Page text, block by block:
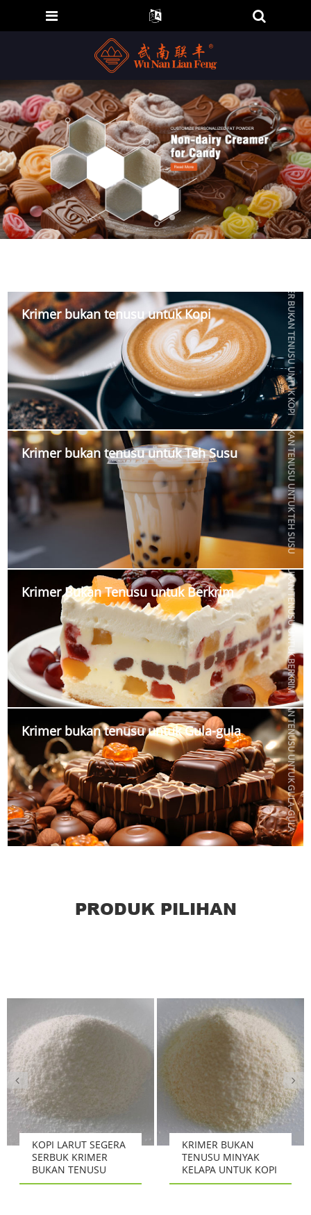
Krimer bukan tenusu untuk Kopi KRIMER BUKAN TENUSU UNTUK KOPI
Krimer bukan tenusu untuk Teh Susu KRIMER BUKAN TENUSU UNTUK TEH SUSU
Krimer Bukan Tenusu untuk Berkrim KRIMER BUKAN TENUSU UNTUK BERKRIM
Krimer bukan tenusu untuk Gula-gula KRIMER BUKAN TENUSU UNTUK GULA-GULA
PRODUK PILIHAN
KOPI LARUT SEGERA
SERBUK KRIMER
BUKAN TENUSU
KRIMER BUKAN
TENUSU MINYAK
KELAPA UNTUK KOPI